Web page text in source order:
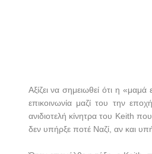
Αξίζει να σημειωθεί ότι η
επικοινωνία μαζί του την
ανιδιοτελή κίνητρα του Keith που
δεν υπήρξε ποτέ Ναζί, αν και